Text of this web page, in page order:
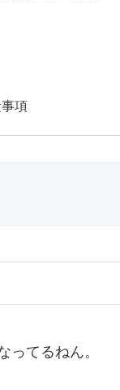
項
ってるねん。